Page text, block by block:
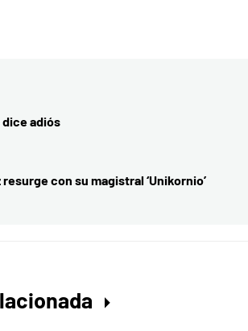
dice adiós
con su magistral ‘Unikornio’